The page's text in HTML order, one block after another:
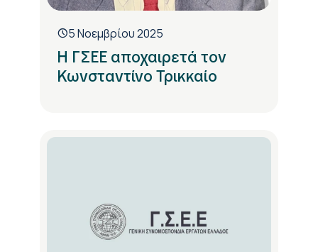
5 Νοεμβρίου 2025
Η ΓΣΕΕ αποχαιρετά τον
Κωνσταντίνο Τρικκαίο